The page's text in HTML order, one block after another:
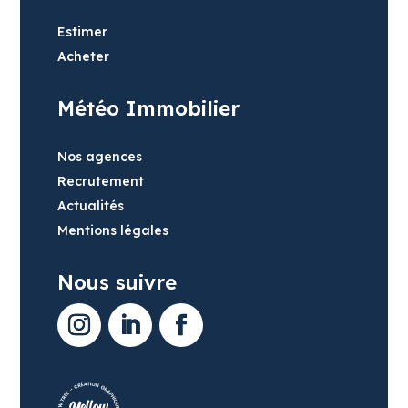
Estimer
Acheter
Météo Immobilier
Nos agences
Recrutement
Actualités
Mentions légales
Nous suivre